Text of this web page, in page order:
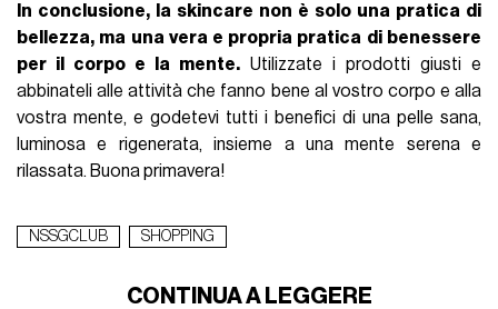
In conclusione, la skincare non è solo una pratica di
bellezza, ma una vera e propria pratica di benessere
per il corpo e la mente. Utilizzate i prodotti giusti e
abbinateli alle attività che fanno bene al vostro corpo e alla
vostra mente, e godetevi tutti i benefici di una pelle sana,
luminosa e rigenerata, insieme a una mente serena e
rilassata. Buona primavera!
NSSGCLUB SHOPPING
CONTINUA A LEGGERE